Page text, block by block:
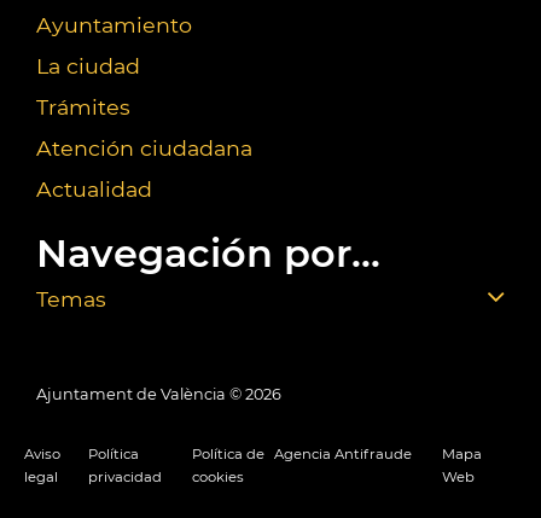
Ayuntamiento
La ciudad
Trámites
Atención ciudadana
Actualidad
Navegación por...
Temas
Ajuntament de València © 2026
Aviso
legal
Política
privacidad
Política de
cookies
Agencia Antifraude
Mapa
Web